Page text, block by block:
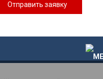
Отправить заявку